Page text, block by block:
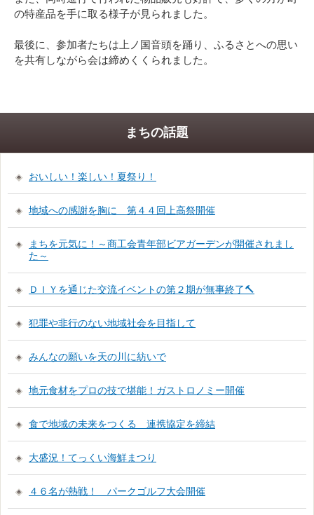
の特産品を手に取る様子が見られました。
最後に、参加者たちは上ノ国音頭を踊り、ふるさとへの思い
を共有しながら会は締めくくられました。
まちの話題
おいしい！楽しい！夏祭り！
地域への感謝を胸に 第４４回上高祭開催
まちを元気に！～商工会青年部ビアガーデンが開催されまし
た～
ＤＩＹを通じた交流イベントの第２期が無事終了🔨
犯罪や非行のない地域社会を目指して
みんなの願いを天の川に紡いで
地元食材をプロの技で堪能！ガストロノミー開催
食で地域の未来をつくる 連携協定を締結
大盛況！てっくい海鮮まつり
４６名が熱戦！ パークゴルフ大会開催